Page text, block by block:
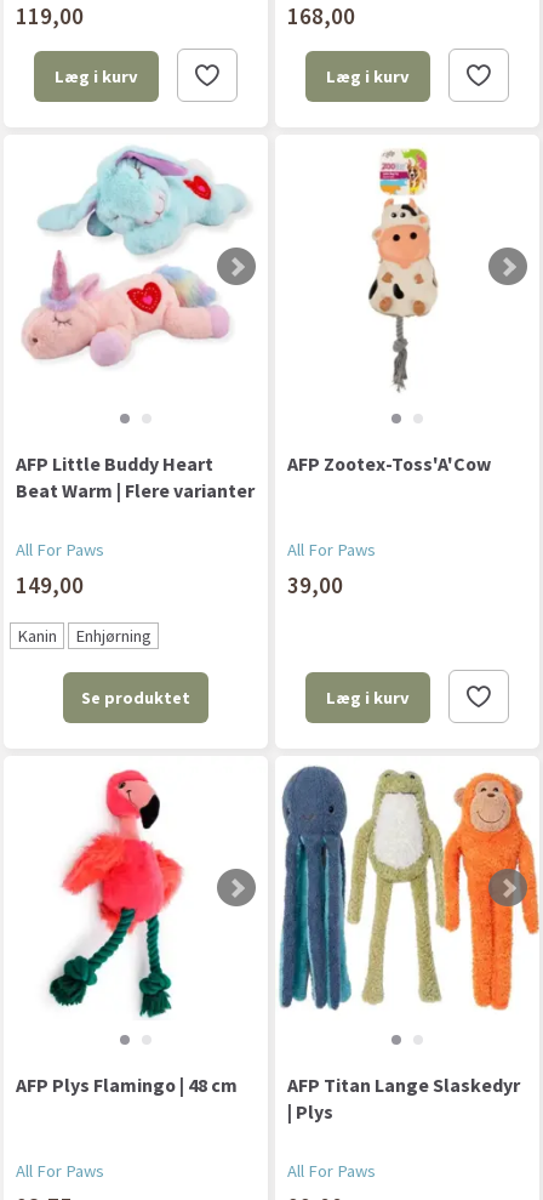
119,00
Læg i kurv
168,00
Læg i kurv
AFP Little Buddy Heart
Beat Warm | Flere varianter
All For Paws
149,00
Kanin Enhjørning
Se produktet
AFP Zootex-Toss'A'Cow
All For Paws
39,00
Læg i kurv
AFP Plys Flamingo | 48 cm
All For Paws
AFP Titan Lange Slaskedyr
| Plys
All For Paws